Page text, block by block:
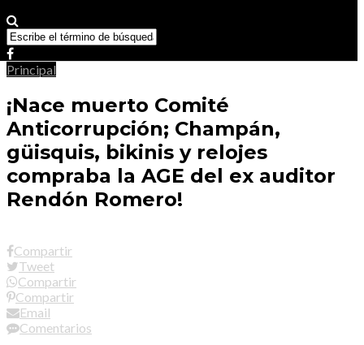
Principal
¡Nace muerto Comité
Anticorrupción; Champán,
güisquis, bikinis y relojes
compraba la AGE del ex auditor
Rendón Romero!
Compartir
Tweet
Compartir
Compartir
Email
Comentarios